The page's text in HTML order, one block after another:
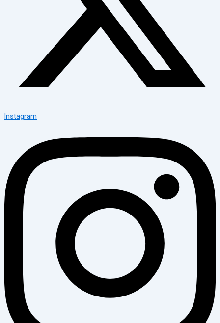
Instagram